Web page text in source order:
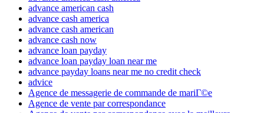
advance american cash
advance cash america
advance cash american
advance cash now
advance loan payday
advance loan payday loan near me
advance payday loans near me no credit check
advice
Agence de messagerie de commande de mariГ©e
Agence de vente par correspondance